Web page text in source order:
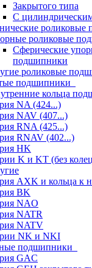
Закрытого типа
С
роликовые
роликовые
Сферические
подшипники
роликовые
подшипники
кольца
NA (424...)
NAV (407...)
RNA (425...)
RNAV (402...)
HK
K и KT (без
AXK и кольца к
BK
NAO
NATR
NATV
NK и NKI
подшипники
GAC